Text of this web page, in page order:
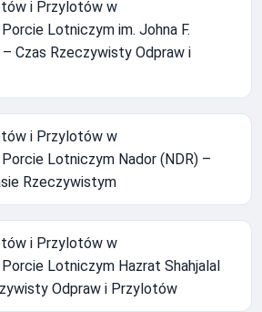
i Przylotów w
Lotniczym im. Johna F.
Czas Rzeczywisty Odpraw i
i Przylotów w
Lotniczym Nador (NDR) –
Rzeczywistym
i Przylotów w
Lotniczym Hazrat Shahjalal
Odpraw i Przylotów